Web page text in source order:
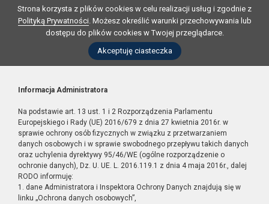
Strona korzysta z plików cookies w celu realizacji usług i zgodnie z
Polityką Prywatności. Możesz określić warunki przechowywania lub
dostępu do plików cookies w Twojej przeglądarce.
Akceptuję ciasteczka
Informacja Administratora
Na podstawie art. 13 ust. 1 i 2 Rozporządzenia Parlamentu
Europejskiego i Rady (UE) 2016/679 z dnia 27 kwietnia 2016r. w
sprawie ochrony osób fizycznych w związku z przetwarzaniem
danych osobowych i w sprawie swobodnego przepływu takich danych
oraz uchylenia dyrektywy 95/46/WE (ogólne rozporządzenie o
ochronie danych), Dz. U. UE. L. 2016.119.1 z dnia 4 maja 2016r., dalej
RODO informuję:
1. dane Administratora i Inspektora Ochrony Danych znajdują się w
linku „Ochrona danych osobowych”,